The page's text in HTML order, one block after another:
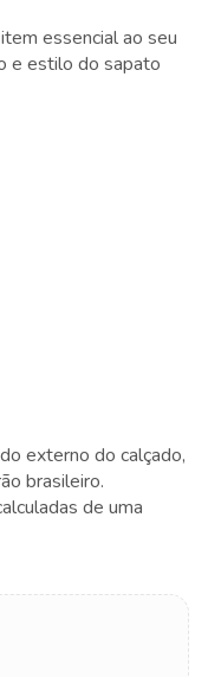
essencial ao seu
e estilo do sapato
externo do calçado,
brasileiro.
de uma